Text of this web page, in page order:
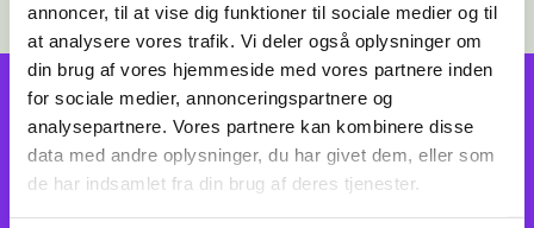
annoncer, til at vise dig funktioner til sociale medier og til
at analysere vores trafik. Vi deler også oplysninger om
din brug af vores hjemmeside med vores partnere inden
for sociale medier, annonceringspartnere og
analysepartnere. Vores partnere kan kombinere disse
data med andre oplysninger, du har givet dem, eller som
de har indsamlet fra din brug af deres tjenester.
TILMELD DIG TIL
NYHEDSBREV